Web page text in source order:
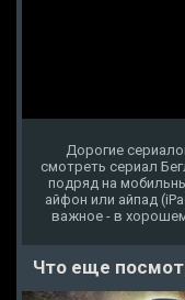
Дорогие
смотреть сериал
подряд на
айфон или айпад
важное - в хорошем
Что еще